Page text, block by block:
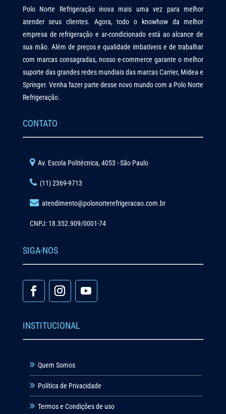
Polo Norte Refrigeração inova mais uma vez para melhor
atender seus clientes. Agora, todo o knowhow da melhor
empresa de refrigeração e ar-condicionado está ao alcance de
sua mão. Além de preços e qualidade imbatíveis e de trabalhar
com marcas consagradas, nosso e-commerce garante o melhor
suporte das grandes redes mundiais das marcas Carrier, Midea e
Springer. Venha fazer parte desse novo mundo com a Polo Norte
Refrigeração.
CONTATO
Av. Escola Politécnica, 4053 - São Paulo
(11) 2369-9713
atendimento@polonorterefrigeracao.com.br
CNPJ: 18.352.909/0001-74
SIGA-NOS
INSTITUCIONAL
Quem Somos
Política de Privacidade
Termos e Condições de uso